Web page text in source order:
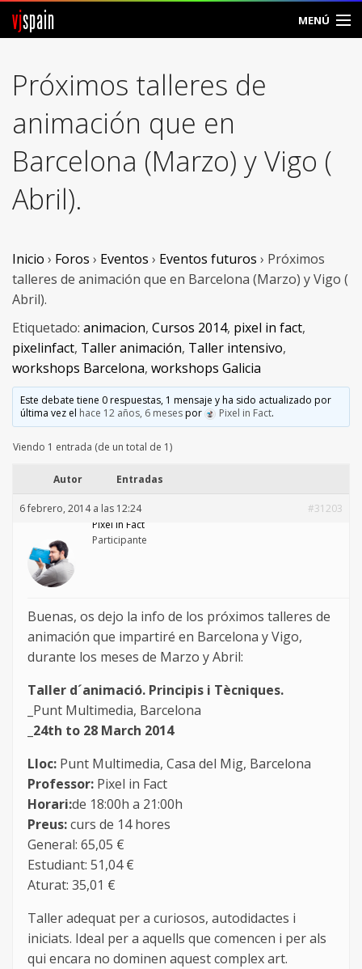
vjspain MENÚ
Foros
Noticias
Vjspain
Ayuda
Contacto
Entrar
Crear Cuenta
Próximos talleres de
animación que en
Barcelona (Marzo) y Vigo (
Abril).
Inicio › Foros › Eventos › Eventos futuros › Próximos
talleres de animación que en Barcelona (Marzo) y Vigo (
Abril).
Etiquetado: animacion, Cursos 2014, pixel in fact,
pixelinfact, Taller animación, Taller intensivo,
workshops Barcelona, workshops Galicia
Este debate tiene 0 respuestas, 1 mensaje y ha sido actualizado por
última vez el hace 12 años, 6 mesespor Pixel in Fact.
Viendo 1 entrada (de un total de 1)
Autor Entradas
6 febrero, 2014 a las 12:24
#31203
Pixel in Fact
Participante
Buenas, os dejo la info de los próximos talleres de
animación que impartiré en Barcelona y Vigo,
durante los meses de Marzo y Abril:
Taller d´animació. Principis i Tècniques.
_Punt Multimedia, Barcelona
_24th to 28 March 2014
Lloc: Punt Multimedia, Casa del Mig, Barcelona
Professor: Pixel in Fact
Horari:de 18:00h a 21:00h
Preus:curs de 14 hores
General: 65,05 €
Estudiant: 51,04 €
Aturat: 35,01 €
Taller adequat per a curiosos, autodidactes i
iniciats. Ideal per a aquells que comencen i per als
qui encara no dominen aquest complex art.